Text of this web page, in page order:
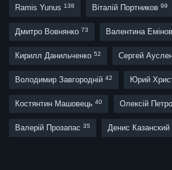
Ramis Yunus 138 Віталій Портников 99
Дмитро Вовнянко 73 Валентина
Кирилл Данильченко 52 Сергей
Володимир Завгородній 42 Юрий
Костянтин Машовець 40 Олексій
Валерій Прозапас 35 Денис Казанский